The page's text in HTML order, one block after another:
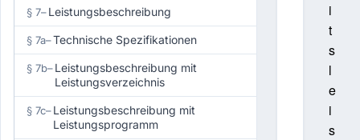
§ 7–Leistungsbeschreibung
§ 7a–Technische Spezifikationen
§ 7b–Leistungsbeschreibung mit
Leistungsverzeichnis
§ 7c–Leistungsbeschreibung mit
Leistungsprogramm
i
t
s
l
e
i
s